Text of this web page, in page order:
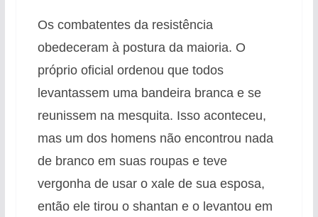
Os combatentes da resistência
obedeceram à postura da maioria. O
próprio oficial ordenou que todos
levantassem uma bandeira branca e se
reunissem na mesquita. Isso aconteceu,
mas um dos homens não encontrou nada
de branco em suas roupas e teve
vergonha de usar o xale de sua esposa,
então ele tirou o shantan e o levantou em